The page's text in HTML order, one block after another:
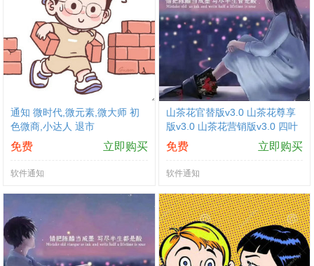
通知 微时代,微元素,微大师 初
色微商,小达人 退市
免费 立即购买
软件通知
山茶花官替版v3.0 山茶花尊享
版v3.0 山茶花营销版v3.0 四叶
草官替版更新v3.0 四叶草尊享
版更新v3.0-3.0s 坐山客尊享版
更新v3.0 坐山客官替版更新v3.
免费 立即购买
软件通知